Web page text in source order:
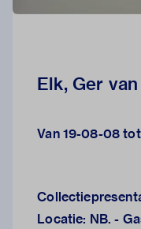
Elk, Ger van
Van 19-08-08
Locatie: NB. -